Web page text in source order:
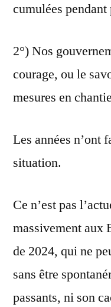
cumulées
2°) Nos
courage, ou le
mesures en
Les années n’ont
situation.
Ce n’est pas
massivement aux
de 2024, qui ne
sans être
passants, ni son